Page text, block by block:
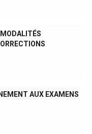
AUX EXAMENS